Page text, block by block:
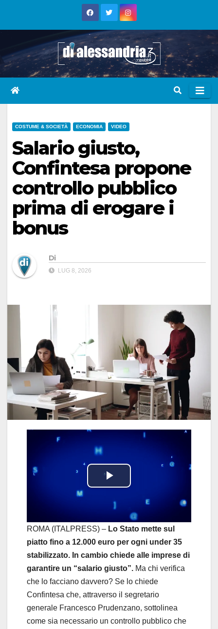
COSTUME & SOCIETÀ ECONOMIA VIDEO
Salario giusto,
Confintesa propone
controllo pubblico
prima di erogare i
bonus
Di
LUG 8, 2026
P
l
a
y
V
i
d
ROMA (ITALPRESS) – Lo Stato mette sul
piatto fino a 12.000 euro per ogni under 35
stabilizzato. In cambio chiede alle imprese di
garantire un “salario giusto”. Ma chi verifica
che lo facciano davvero? Se lo chiede
Confintesa che, attraverso il segretario
generale Francesco Prudenzano, sottolinea
come sia necessario un controllo pubblico che